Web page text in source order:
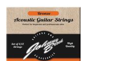
VERLANGLIJST
TOEVOEGEN
TOE
OM
TE
VERGELIJKEN